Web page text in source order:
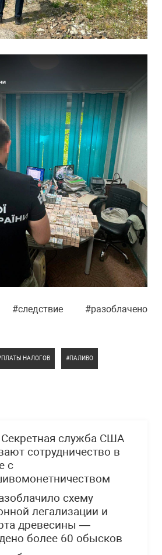
#разоблачено
НАЛОГОВ ПАЛИВО
служба США
сотрудничество в
с
схему
легализации и
древесины —
более 60 обысков